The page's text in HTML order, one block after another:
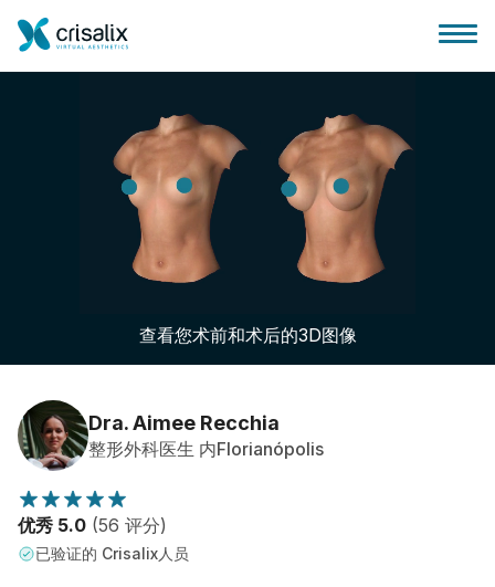
外科医生之家
客户评价
查看您术前和术后的3D图像
Dra. Aimee Recchia
整形外科医生 内Florianópolis
优秀 5.0 (56 评分)
已验证的 Crisalix人员